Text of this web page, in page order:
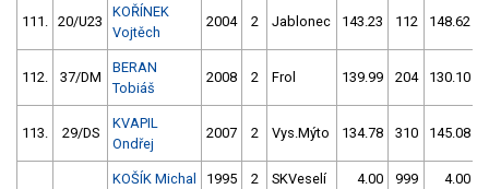
111. 20/U23
KOŘÍNEK
Vojtěch
2004 2 Jablonec 143.23 112 148.62
112. 37/DM
BERAN
Tobiáš
2008 2 Frol 139.99 204 130.10
113. 29/DS
KVAPIL
Ondřej
2007 2 Vys.Mýto 134.78 310 145.08
KOŠÍK Michal 1995 2 SKVeselí 4.00 999 4.00